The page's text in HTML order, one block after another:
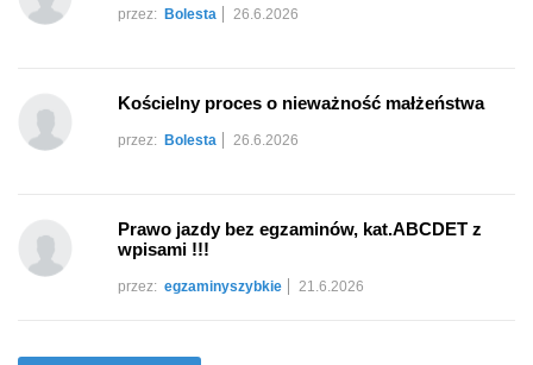
przez: Bolesta 26.6.2026
Kościelny proces o nieważność małżeństwa
przez: Bolesta 26.6.2026
Prawo jazdy bez egzaminów, kat.ABCDET z
wpisami !!!
przez: egzaminyszybkie 21.6.2026